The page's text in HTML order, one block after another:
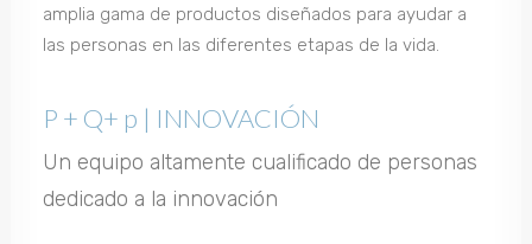
amplia gama de productos diseñados para ayudar a
las personas en las diferentes etapas de la vida.
P + Q+ p | INNOVACIÓN
Un equipo altamente cualificado de personas
dedicado a la innovación